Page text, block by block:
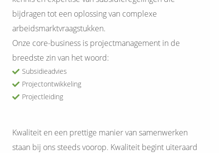
bijdragen tot een oplossing van complexe
arbeidsmarktvraagstukken.
Onze core-business is projectmanagement in de
breedste zin van het woord:
Subsidieadvies
Projectontwikkeling
Projectleiding
Kwaliteit en een prettige manier van samenwerken
staan bij ons steeds voorop. Kwaliteit begint uiteraard
om
te
over